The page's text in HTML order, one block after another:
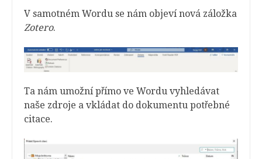
V samotném Wordu se nám objeví nová záložka
Zotero.
Ta nám umožní přímo ve Wordu vyhledávat
naše zdroje a vkládat do dokumentu potřebné
citace.